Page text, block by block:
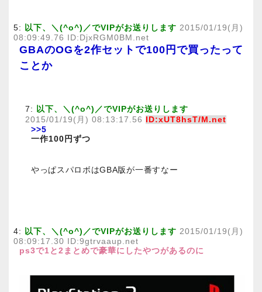
5: 以下、＼(^o^)／でVIPがお送りします 2015/01/19(月)
08:09:49.76 ID:DjxRGM0BM.net
GBAのOGを2作セットで100円で買ったって
ことか
7:
以下、＼(^o^)／でVIPがお送りします
2015/01/19(月) 08:13:17.56 ID:xUT8hsT/M.net
>>5
一作100円ずつ
やっぱスパロボはGBA版が一番すなー
4: 以下、＼(^o^)／でVIPがお送りします 2015/01/19(月)
08:09:17.30 ID:9gtrvaaup.net
ps3で1と2まとめで豪華にしたやつがあるのに